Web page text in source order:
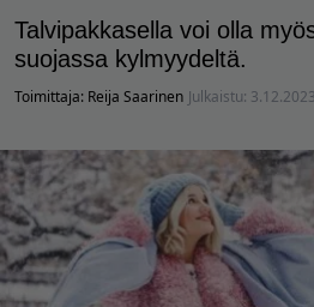
Talvipakkasella voi olla
suojassa kylmyydeltä.
Toimittaja: Reija Saarinen Julkaistu: